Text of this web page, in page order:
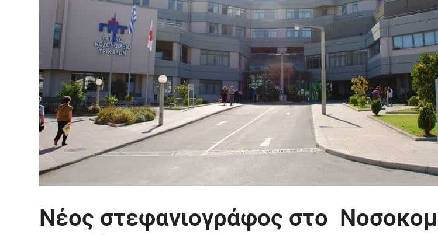
Νέος στεφανιογράφος στο